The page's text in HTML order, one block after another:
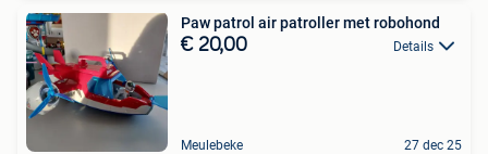
Paw patrol air patroller met robohond
€ 20,00 Details
Meulebeke 27 dec 25